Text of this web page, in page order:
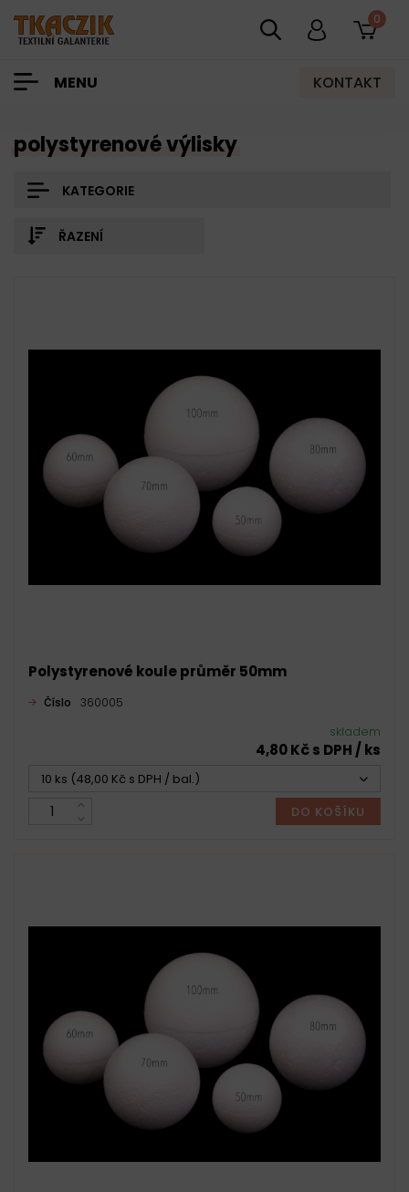
0
MENU KONTAKT
KATEGORIE
polystyrenové výlisky
ŘAZENÍ
Polystyrenové koule průměr 50mm
Číslo 360005
skladem
4,80 Kč s DPH / ks
10 ks (48,00 Kč s DPH / bal.)
DO KOŠÍKU